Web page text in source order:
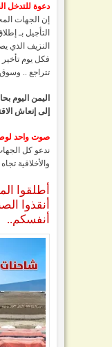
دعوة للتدخل
إن الجهات
التأجيل بـ
النزيف الذي
فكل يوم
تتراجع .. وسوق
اليمن اليوم
إلى إنعاش
صوت واحد
ندعو كل
والأخلاقية
أطلقوا
أنقذوا
أنفسكم..